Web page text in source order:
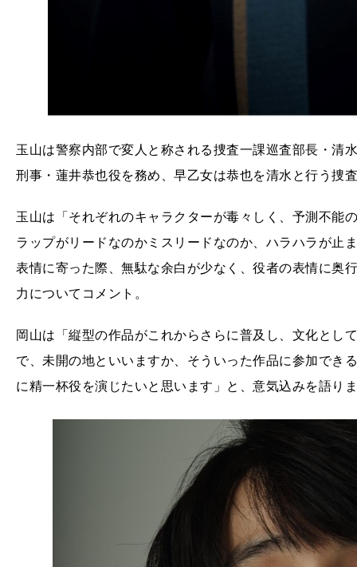
玉山は警察内部で変人と称される捜査一課巡査部長・清
刑事・蓮井恭也役を務め、早乙女は恭也を清水と行う捜
玉山は「それぞれのキャラクターが毒々しく、予測不能
ラップがリードなのかミスリードなのか、ハラハラが止
表情に寄った際、無駄な余白が少なく、役者の表情に奥
力についてコメント。
岡山は「縦型の作品がこれからさらに普及し、文化とし
で、未開の地といいますか、そういった作品に参加でき
に精一杯役を演じたいと思います」と、意気込みを語り